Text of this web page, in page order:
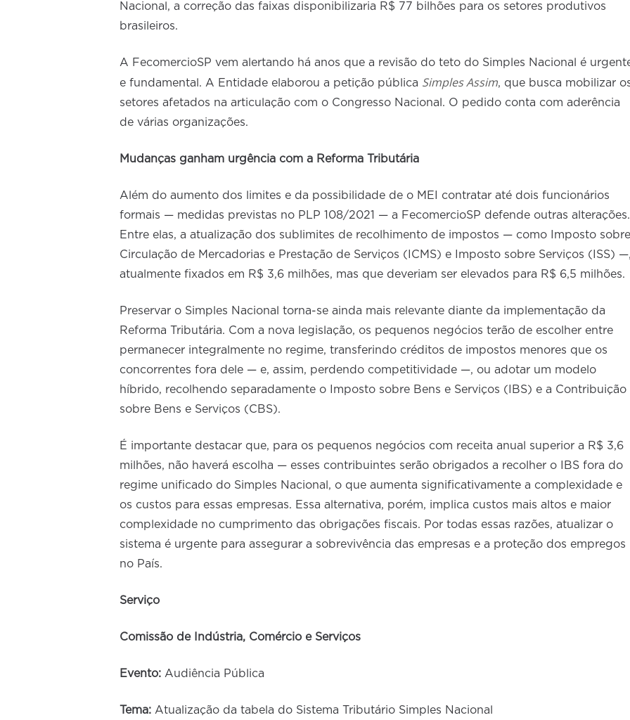
Nacional, a correção das faixas disponibilizaria R$ 77 bilhões para os setores produtivos
brasileiros.
A FecomercioSP vem alertando há anos que a revisão do teto do Simples Nacional é
e fundamental. A Entidade elaborou a petição pública Simples Assim, que busca mobilizar
setores afetados na articulação com o Congresso Nacional. O pedido conta com aderência
de várias organizações.
Mudanças ganham urgência com a Reforma Tributária
Além do aumento dos limites e da possibilidade de o MEI contratar até dois funcionários
formais — medidas previstas no PLP 108/2021 — a FecomercioSP defende outras alterações.
Entre elas, a atualização dos sublimites de recolhimento de impostos — como Imposto sobre
Circulação de Mercadorias e Prestação de Serviços (ICMS) e Imposto sobre Serviços (ISS)
atualmente fixados em R$ 3,6 milhões, mas que deveriam ser elevados para R$ 6,5 milhões.
Preservar o Simples Nacional torna-se ainda mais relevante diante da implementação da
Reforma Tributária. Com a nova legislação, os pequenos negócios terão de escolher entre
permanecer integralmente no regime, transferindo créditos de impostos menores que os
concorrentes fora dele — e, assim, perdendo competitividade —, ou adotar um modelo
híbrido, recolhendo separadamente o Imposto sobre Bens e Serviços (IBS) e a Contribuição
sobre Bens e Serviços (CBS).
É importante destacar que, para os pequenos negócios com receita anual superior a R$ 3,6
milhões, não haverá escolha — esses contribuintes serão obrigados a recolher o IBS fora do
regime unificado do Simples Nacional, o que aumenta significativamente a complexidade e
os custos para essas empresas. Essa alternativa, porém, implica custos mais altos e maior
complexidade no cumprimento das obrigações fiscais. Por todas essas razões, atualizar o
sistema é urgente para assegurar a sobrevivência das empresas e a proteção dos empregos
no País.
Serviço
Comissão de Indústria, Comércio e Serviços
Evento: Audiência Pública
Tema: Atualização da tabela do Sistema Tributário Simples Nacional